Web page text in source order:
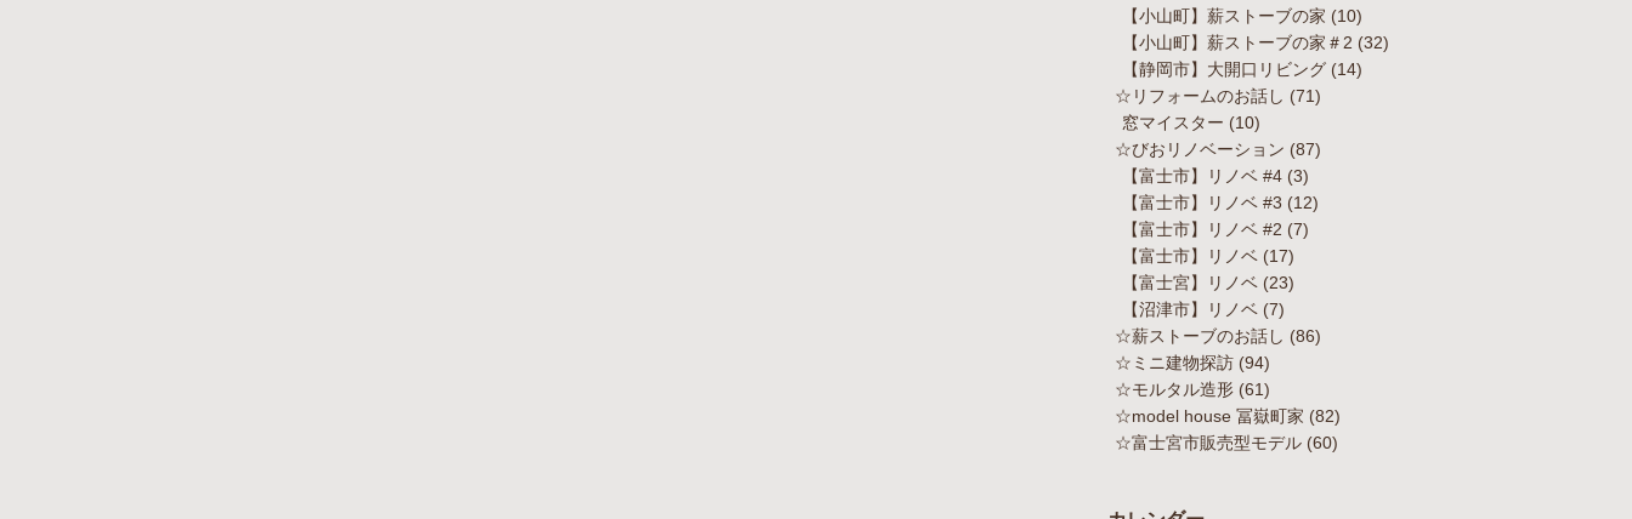
【小山町】薪ストーブの家 (10)
【小山町】薪ストーブの家＃2 (32)
【静岡市】大開口リビング (14)
☆リフォームのお話し (71)
窓マイスター (10)
☆びおリノベーション (87)
【富士市】リノベ #4 (3)
【富士市】リノベ #3 (12)
【富士市】リノベ #2 (7)
【富士市】リノベ (17)
【富士宮】リノベ (23)
【沼津市】リノベ (7)
☆薪ストーブのお話し (86)
☆ミニ建物探訪 (94)
☆モルタル造形 (61)
☆model house 冨嶽町家 (82)
☆富士宮市販売型モデル (60)